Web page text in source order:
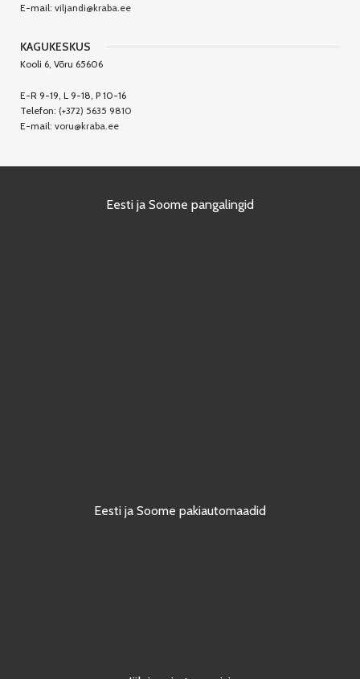
E-mail: viljandi@kraba.ee
KAGUKESKUS
Kooli 6, Võru 65606
E-R 9-19, L 9-18, P 10-16
Telefon: (+372) 5635 9810
E-mail: voru@kraba.ee
Eesti ja Soome pangalingid
Eesti ja Soome pakiautomaadid